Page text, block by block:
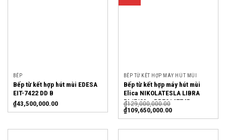
BẾP
Bếp từ kết hợp hút mùi EDESA
EIT-7422 DD B
₫43,500,000.00
BẾP TỪ KẾT HỢP MÁY HÚT MÙI
Bếp từ kết hợp máy hút mùi
Elica NIKOLATESLA LIBRA
BL/F/83 – PRF0147745
₫129,000,000.00
₫109,650,000.00